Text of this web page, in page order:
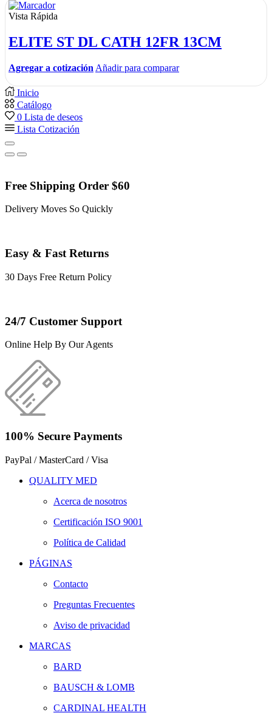
Vista Rápida
ELITE ST DL CATH 12FR 13CM
Agregar a cotización Añadir para comparar
Inicio
Catálogo
0 Lista de deseos
Lista Cotización
Free Shipping Order $60
Delivery Moves So Quickly
Easy & Fast Returns
30 Days Free Return Policy
24/7 Customer Support
Online Help By Our Agents
100% Secure Payments
PayPal / MasterCard / Visa
QUALITY MED
Acerca de nosotros
Certificación ISO 9001
Política de Calidad
PÁGINAS
Contacto
Preguntas Frecuentes
Aviso de privacidad
MARCAS
BARD
BAUSCH & LOMB
CARDINAL HEALTH